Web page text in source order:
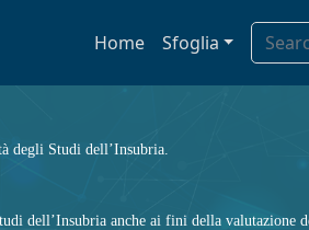
Home Sfoglia
degli Studi dell’Insubria.
dell’Insubria anche ai fini della valutazione